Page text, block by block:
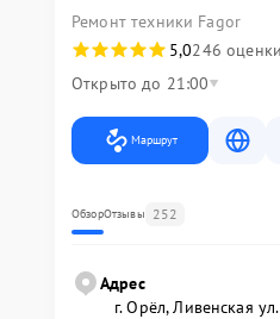
Ремонт техники Fagor
5,0246 оценки
Открыто до 21:00
Маршрут
ОбзорОтзывы 252
Адрес
г. Орёл, Ливенская